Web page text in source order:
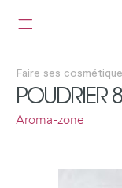
Faire ses
POUDRIER
Aroma-zone